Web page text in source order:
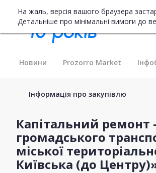
На жаль, версія вашого браузера
Детальніше про мінімальні вимоги до
Новини Prozorro Market
Інформація про закупівлю
Капітальний ремонт
громадського
міської
Київська (до